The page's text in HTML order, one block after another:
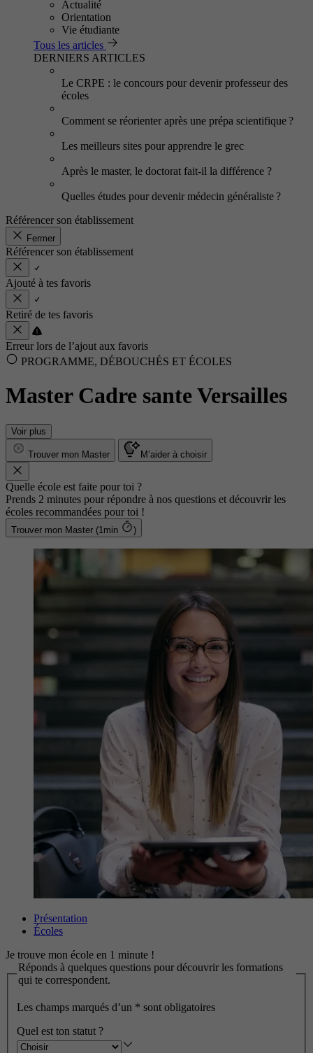
Actualité
Orientation
Vie étudiante
Tous les articles
DERNIERS ARTICLES
Le CRPE : le concours pour devenir professeur des
écoles
Comment se réorienter après une prépa scientifique ?
Les meilleurs sites pour apprendre le grec
Après le master, le doctorat fait-il la différence ?
Quelles études pour devenir médecin généraliste ?
Référencer son établissement
Fermer
Référencer son établissement
Ajouté à tes favoris
Retiré de tes favoris
Erreur lors de l’ajout aux favoris
PROGRAMME, DÉBOUCHÉS ET ÉCOLES
Master Cadre sante Versailles
Voir plus
Trouver mon Master M’aider à choisir
Quelle école est faite pour toi ?
Prends 2 minutes pour répondre à nos questions et découvrir les
écoles recommandées pour toi !
Trouver mon Master (1min )
Présentation
Écoles
Je trouve mon école en 1 minute !
Réponds à quelques questions pour découvrir les formations
qui te correspondent.
Les champs marqués d’un * sont obligatoires
Quel est ton statut ?